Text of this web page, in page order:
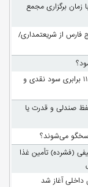
برگزاری مجمع
فارس از شریعتمداری/
پترول با دست پر به مجمع آمد؛ جهش سودآوری، رشد ۱۱ برابری سود نقدی و
صندلی و قدرت یا
می‌شوند؟
(فشرده) تأمین غذا
داخلی آغاز شد